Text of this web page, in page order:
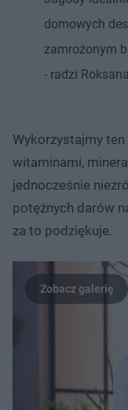
domowych
zamrożonym
- radzi
Wykorzystajmy
witaminami,
jednocześnie
potężnych darów
za to podziękuje.